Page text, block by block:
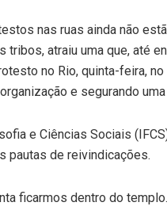
nas ruas ainda não
atraiu uma que, até
no Rio, quinta-feira,
e segurando
e Ciências Sociais
pautas de reivindicações.
ficarmos dentro do